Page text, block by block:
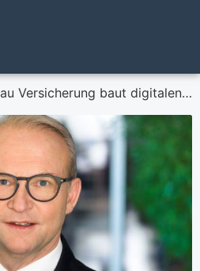
baut digitalen KundInnen-Service aus